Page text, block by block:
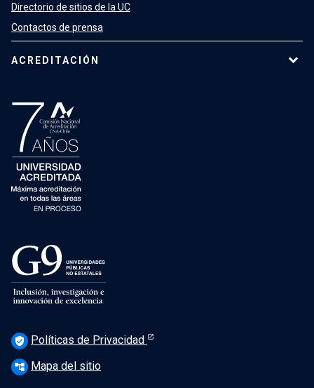
Directorio de sitios de la UC
Contactos de prensa
ACREDITACIÓN
verified_user Políticas de Privacidad
account_tree Mapa del sitio